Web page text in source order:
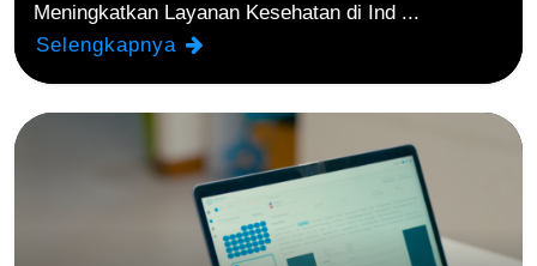
Meningkatkan Layanan Kesehatan di Ind ...
Selengkapnya